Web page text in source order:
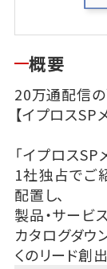
概要
20万通配信
【イプロスSP
「イプロスSP
1社独占でご
配置し、
製品・サービ
カタログダウ
くのリード創